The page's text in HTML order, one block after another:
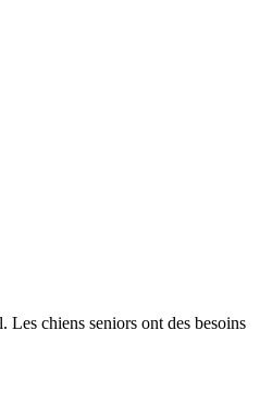
Les chiens seniors ont des besoins